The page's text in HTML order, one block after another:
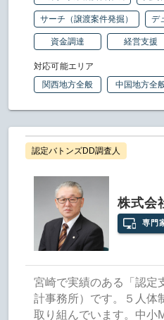
サーチ（譲渡案件発掘） デ
資金調達 経営支援
対応可能エリア
関西地方全般
中国地方全
認定バトンズDD調査人
株式会
専門
宮崎で実績のある「認定
計事務所）です。５人体
取り組んでいます。中小